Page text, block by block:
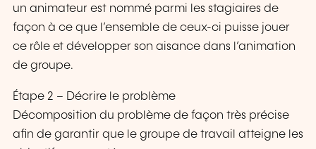
un animateur est nommé parmi les stagiaires de
façon à ce que l’ensemble de ceux-ci puisse jouer
ce rôle et développer son aisance dans l’animation
de groupe.
Étape 2 – Décrire le problème
Décomposition du problème de façon très précise
afin de garantir que le groupe de travail atteigne les